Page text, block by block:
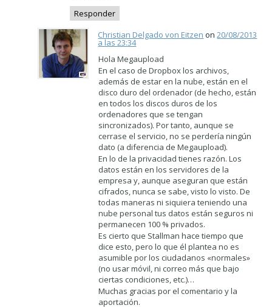
Responder
Christian Delgado von Eitzen on20/08/2013
a las 23:34
Hola Megaupload
En el caso de Dropbox los archivos,
además de estar en la nube, están en el
disco duro del ordenador (de hecho, están
en todos los discos duros de los
ordenadores que se tengan
sincronizados). Por tanto, aunque se
cerrase el servicio, no se perdería ningún
dato (a diferencia de Megaupload).
En lo de la privacidad tienes razón. Los
datos están en los servidores de la
empresa y, aunque aseguran que están
cifrados, nunca se sabe, visto lo visto. De
todas maneras ni siquiera teniendo una
nube personal tus datos están seguros ni
permanecen 100 % privados.
Es cierto que Stallman hace tiempo que
dice esto, pero lo que él plantea no es
asumible por los ciudadanos «normales»
(no usar móvil, ni correo más que bajo
ciertas condiciones, etc.)…
Muchas gracias por el comentario y la
aportación.